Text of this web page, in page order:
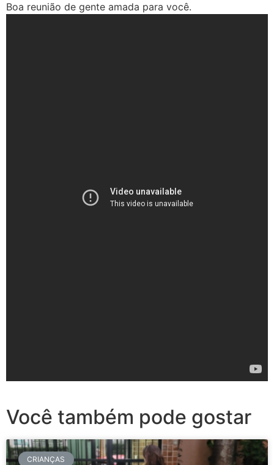
Boa reunião de gente amada para você.
Você também pode gostar
CRIANÇAS